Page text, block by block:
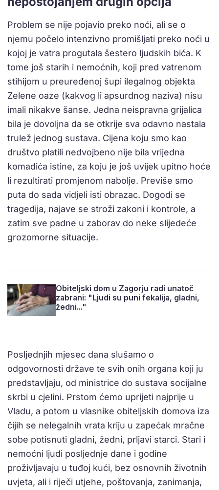
Problem se nije pojavio preko noći, ali se o
njemu počelo intenzivno promišljati preko noći u
kojoj je vatra progutala šestero ljudskih bića. K
tome još starih i nemoćnih, koji pred vatrenom
stihijom u preuređenoj šupi ilegalnog objekta
Zelene oaze (kakvog li apsurdnog naziva) nisu
imali nikakve šanse. Jedna neispravna grijalica
bila je dovoljna da se otkrije sva odavno nastala
trulež jednog sustava. Cijena koju smo kao
društvo platili nedvojbeno nije bila vrijedna
komadića istine, za koju je još uvijek upitno hoće
li rezultirati promjenom nabolje. Previše smo
puta do sada vidjeli isti obrazac. Dogodi se
tragedija, najave se stroži zakoni i kontrole, a
zatim sve padne u zaborav do neke slijedeće
grozomorne situacije.
Obiteljski dom u Zagorju radi unatoč
zabrani: "Ljudi su puni fekalija, gladni,
žedni..."
Posljednjih mjesec dana slušamo o
odgovornosti države te svih onih organa koji ju
predstavljaju, od ministrice do sustava socijalne
skrbi u cjelini. Prstom ćemo uprijeti najprije u
Vladu, a potom u vlasnike obiteljskih domova iza
čijih se nelegalnih vrata kriju u zapećak mračne
sobe potisnuti gladni, žedni, prljavi starci. Stari i
nemoćni ljudi posljednje dane i godine
proživljavaju u tuđoj kući, bez osnovnih životnih
uvjeta, ali i riječi utjehe, poštovanja, zanimanja,